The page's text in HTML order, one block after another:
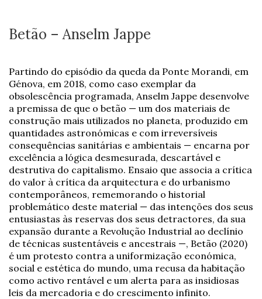
Betão – Anselm Jappe
Partindo do episódio da queda da Ponte Morandi, em
Génova, em 2018, como caso exemplar da
obsolescência programada, Anselm Jappe desenvolve
a premissa de que o betão — um dos materiais de
construção mais utilizados no planeta, produzido em
quantidades astronómicas e com irreversíveis
consequências sanitárias e ambientais — encarna por
excelência a lógica desmesurada, descartável e
destrutiva do capitalismo. Ensaio que associa a crítica
do valor à crítica da arquitectura e do urbanismo
contemporâneos, rememorando o historial
problemático deste material — das intenções dos seus
entusiastas às reservas dos seus detractores, da sua
expansão durante a Revolução Industrial ao declínio
de técnicas sustentáveis e ancestrais —, Betão (2020)
é um protesto contra a uniformização económica,
social e estética do mundo, uma recusa da habitação
como activo rentável e um alerta para as insidiosas
leis da mercadoria e do crescimento infinito.